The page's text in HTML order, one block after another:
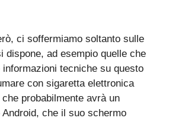
ci soffermiamo soltanto sulle
dispone, ad esempio quelle che
informazioni tecniche su questo
con sigaretta elettronica
probabilmente avrà un
che il suo schermo